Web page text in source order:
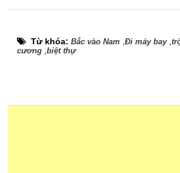
Từ khóa:Bắc vào Nam ,Đi máy bay,
cương ,biệt thự